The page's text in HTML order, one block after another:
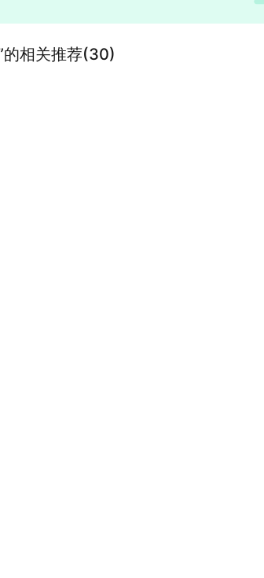
的相关推荐(30)